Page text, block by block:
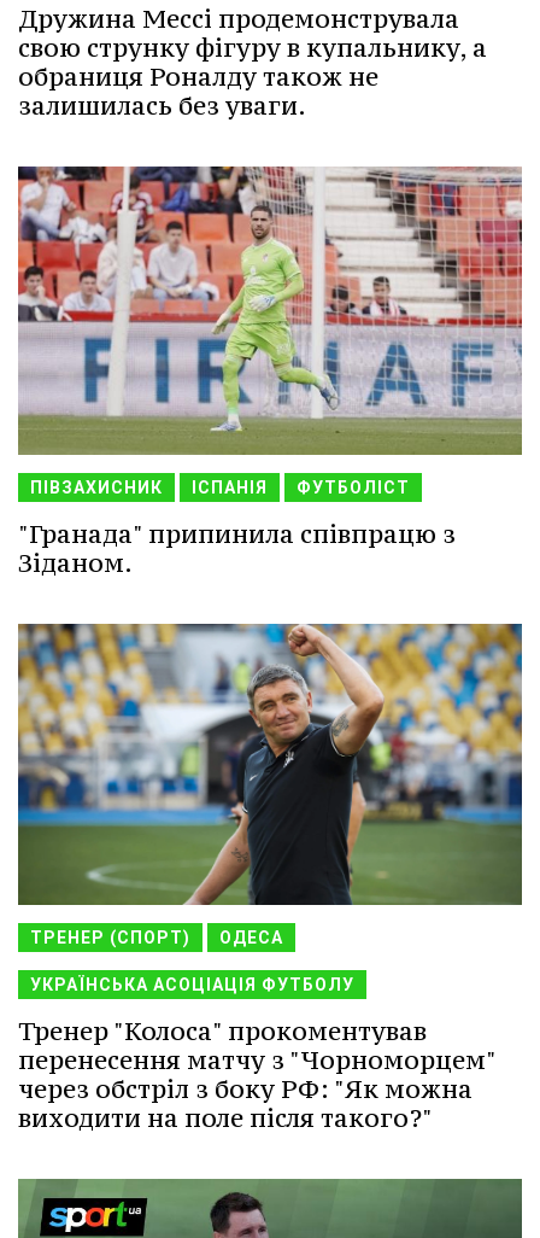
Дружина Мессі продемонструвала
свою струнку фігуру в купальнику, а
обраниця Роналду також не
залишилась без уваги.
ПІВЗАХИСНИК ІСПАНІЯ ФУТБОЛІСТ
"Гранада" припинила співпрацю з
Зіданом.
ТРЕНЕР (СПОРТ) ОДЕСА
УКРАЇНСЬКА АСОЦІАЦІЯ ФУТБОЛУ
Тренер "Колоса" прокоментував
перенесення матчу з "Чорноморцем"
через обстріл з боку РФ: "Як можна
виходити на поле після такого?"